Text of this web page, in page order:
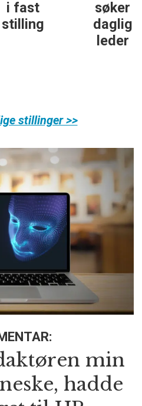
søker
personlig
økonomi
stillinger >>
min
hadde